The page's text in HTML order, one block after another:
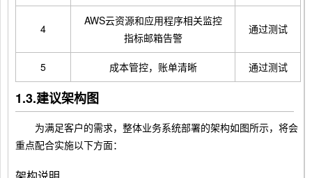
4
AWS云资源和应用程序相关监控
指标邮箱告警
通过测试
5 成本管控，账单清晰 通过测试
1.3.建议架构图
为满足客户的需求，整体业务系统部署的架构如图所示，将会
重点配合实施以下方面：